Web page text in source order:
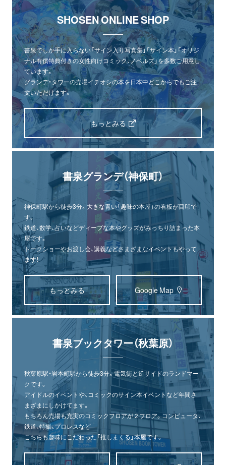
SHOSEN ONLINE SHOP
書泉でしか手に入らない「サイン入り写真集」「サイン本」「オリジ
ナル有償特典付きの女性向けコミック、ノベルズ」を多数ご用意し
ています。
グランデ・タワーの売場イチオシの本を日本中どこからでもご注
文いただけます。
もっとみる
書泉グランデ（神保町）
神保町駅から徒歩3分。大きな青い「趣味の本屋」の看板が目印で
す。
鉄道、数学、占いなどディープな本やグッズがみっちり詰まった本
屋です。
トークショーやお渡し会、講義などさまざまなイベントもやって
ます！
もっとみる Google Map
書泉ブックタワー（秋葉原）
秋葉原駅・岩本町駅から徒歩3分。電気街と逆サイドのランドマー
クです。
アイドルのイベントや、コミックのサイン本イベントなど年間さ
まざまにしかけてます。
もちろん売場も充実のコミックフロアが２フロア。コンピュータ、
鉄道、特撮、プロレスなど
こちらも趣味にこだわった「推しまくる」本屋です。